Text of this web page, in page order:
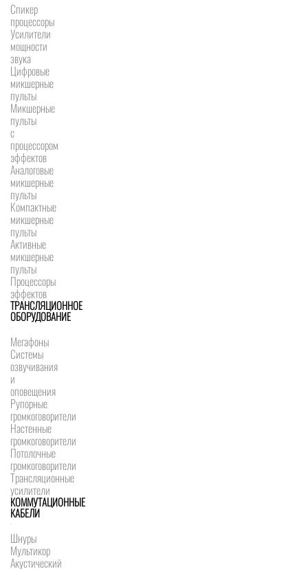
Спикер
процессоры
Усилители
мощности
звука
Цифровые
микшерные
пульты
Микшерные
пульты
с
процессором
эффектов
Аналоговые
микшерные
пульты
Компактные
микшерные
пульты
Активные
микшерные
пульты
Процессоры
эффектов
ТРАНСЛЯЦИОННОЕ
ОБОРУДОВАНИЕ
Мегафоны
Системы
озвучивания
и
оповещения
Рупорные
громкоговорители
Настенные
громкоговорители
Потолочные
громкоговорители
Трансляционные
усилители
КОММУТАЦИОННЫЕ
КАБЕЛИ
Шнуры
Мультикор
Акустический